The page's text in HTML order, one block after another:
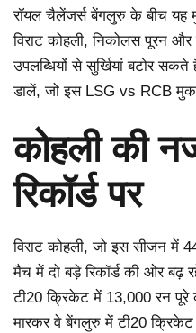
रॉयल चैलेंजर्स बेंगलुरु के बीच यह
विराट कोहली, निकोलस पूरन और
उपलब्धियों से सुर्खियां बटोर
डालें, जो इस LSG vs RCB
कोहली की
रिकॉर्ड पर
विराट कोहली, जो इस सीजन में
मैच में दो बड़े रिकॉर्ड की ओर बढ़
टी20 क्रिकेट में 13,000 रन
मारकर वे बेंगलुरु में टी20